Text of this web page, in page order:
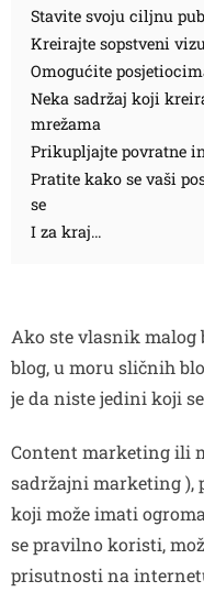
Stavite svoju ciljnu
Kreirajte sopstveni
Omogućite
Neka sadržaj koji
mrežama
Prikupljajte povratne
Pratite kako se vaši
se
I za kraj…
Ako ste vlasnik malog
blog, u moru sličnih
je da niste jedini koji
Content marketing ili
sadržajni marketing ),
koji može imati
se pravilno koristi,
prisutnosti na